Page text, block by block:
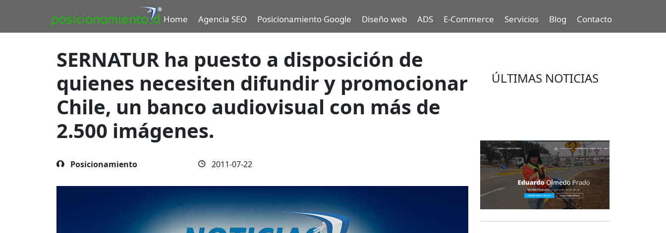
Home Agencia SEO Posicionamiento Google Diseño web ADS E-Commerce Servicios Blog Contacto
SERNATUR ha puesto a disposición de
quienes necesiten difundir y promocionar
Chile, un banco audiovisual con más de
2.500 imágenes.
Posicionamiento 2011-07-22
ÚLTIMAS NOTICIAS